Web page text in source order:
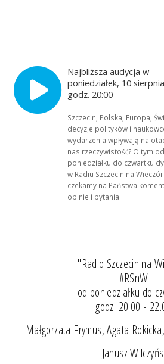
Najbliższa audycja w
poniedziałek, 10
godz. 20:00
Szczecin, Polska, Europa,
decyzje polityków i
wydarzenia wpływają na
nas rzeczywistość? O tym od
poniedziałku do czwartku
w Radiu Szczecin na
czekamy na Państwa
opinie i pytania.
"Radio Szczecin na
#RSnW
od poniedziałku do
godz. 20.00 -
Małgorzata Frymus, Agata
i Janusz